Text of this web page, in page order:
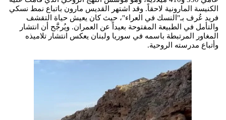
الكنيسة المارونية لاحقاً. وقد اشتهر القديس مارون باتباع نمط نسكي
فريد عُرف بـ"النسك في العراء"، حيث كان يعيش حياة التقشف
والتأمل في الطبيعة المفتوحة بعيداً عن العمران. ويُرجَّح أن انتشار
المغاور المرتبطة باسمه في سوريا ولبنان يعكس انتشار تلاميذه
وأتباع مدرسته الروحية.